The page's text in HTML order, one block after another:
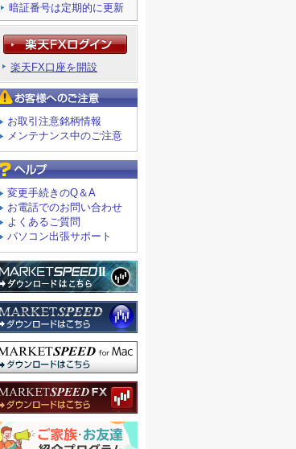
暗証番号は定期的に更新
楽天FX口座を開設
お取引注意銘柄情報
メンテナンス中のご注意
変更手続きのQ＆A
お電話でのお問い合わせ
よくあるご質問
パソコン出張サポート